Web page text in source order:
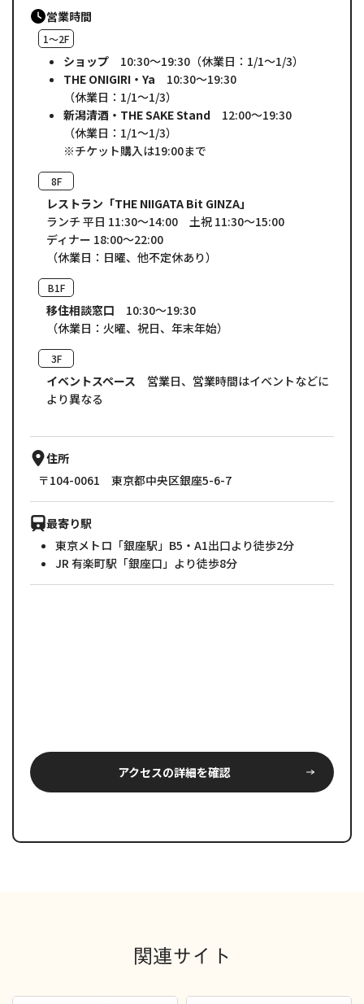
営業時間
1～2F
ショップ 10:30～19:30 （休業日：1/1～1/3）
THE ONIGIRI・Ya 10:30～19:30
（休業日：1/1～1/3）
新潟清酒・THE SAKE Stand
12:00～19:30
（休業日：1/1～1/3）
※チケット購入は19:00まで
8F
レストラン「THE NIIGATA Bit GINZA」
ランチ 平日 11:30～14:00 土祝 11:30～15:00
ディナー 18:00～22:00
（休業日：日曜、他不定休あり）
B1F
移住相談窓口 10:30～19:30
（休業日：火曜、祝日、年末年始）
3F
イベントスペース 営業日、営業時間はイベントなどに
より異なる
住所
〒104-0061 東京都中央区銀座5-6-7
最寄り駅
東京メトロ「銀座駅」B5・A1出口より徒歩2分
JR 有楽町駅「銀座口」より徒歩8分
アクセスの詳細を確認
関連サイト